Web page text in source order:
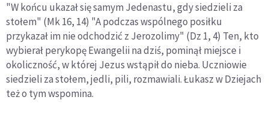
"W końcu ukazał się samym Jedenastu, gdy siedzieli za
stołem" (Mk 16, 14) "A podczas wspólnego posiłku
przykazał im nie odchodzić z Jerozolimy" (Dz 1, 4) Ten, kto
wybierał perykopę Ewangelii na dziś, pominął miejsce i
okoliczność, w której Jezus wstąpił do nieba. Uczniowie
siedzieli za stołem, jedli, pili, rozmawiali. Łukasz w Dziejach
też o tym wspomina.